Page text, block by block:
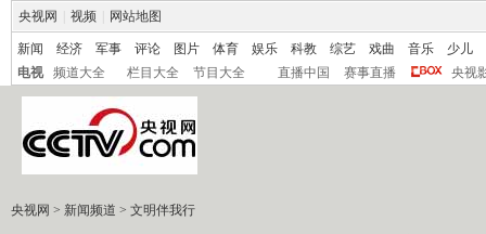
央视网 视频 网站地图
新闻 经济 军事 评论 图片 体育 娱乐 科教 综艺 戏曲 音乐
少儿
电视
频道大全 栏目大全 节目大全 直播中国 赛事直播 央视
央视网 > 新闻频道 > 文明伴我行